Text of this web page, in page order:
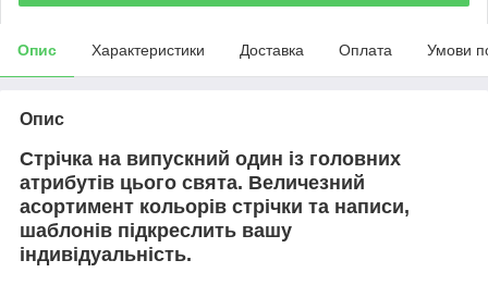
Опис Характеристики Доставка Оплата Умови
Опис
Стрічка на випускний один із головних
атрибутів цього свята. Величезний
асортимент кольорів стрічки та написи,
шаблонів підкреслить вашу
індивідуальність.